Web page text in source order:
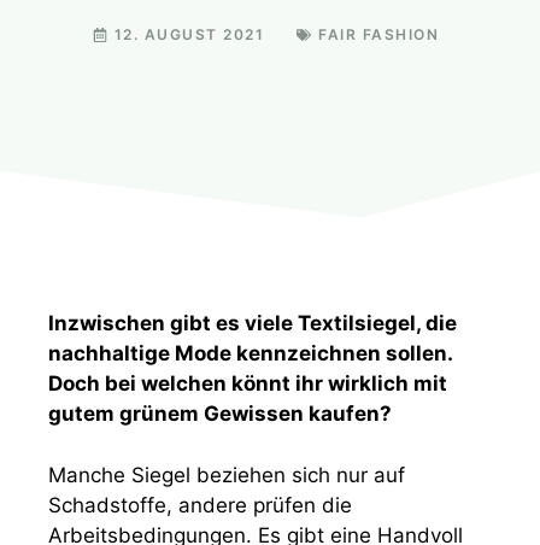
12. AUGUST 2021 FAIR FASHION
Inzwischen gibt es viele Textilsiegel, die
nachhaltige Mode kennzeichnen sollen.
Doch bei welchen könnt ihr wirklich mit
gutem grünem Gewissen kaufen?
Manche Siegel beziehen sich nur auf
Schadstoffe, andere prüfen die
Arbeitsbedingungen. Es gibt eine Handvoll